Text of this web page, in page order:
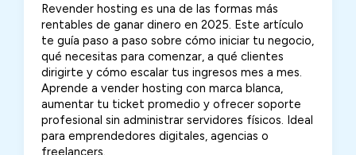
Revender hosting es una de las formas más
rentables de ganar dinero en 2025. Este artículo
te guía paso a paso sobre cómo iniciar tu negocio,
qué necesitas para comenzar, a qué clientes
dirigirte y cómo escalar tus ingresos mes a mes.
Aprende a vender hosting con marca blanca,
aumentar tu ticket promedio y ofrecer soporte
profesional sin administrar servidores físicos. Ideal
para emprendedores digitales, agencias o
freelancers.